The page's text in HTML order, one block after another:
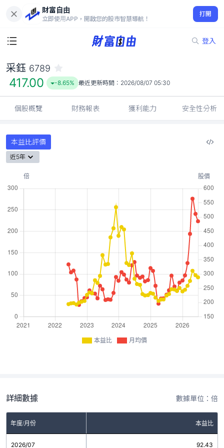
財富自由
立即使用APP，開啟您的股市智慧導航！
打開
登入
417.00
-8.65%
采鈺 6789
417.00 -8.65% 最近更新時間： 2026/08/07 05:30
個股概覽 財務報表 獲利能力 安全性分析
本益比評價
近5年
本益比 月均價
詳細數據 數據單位：倍
年度/月份 本益比
2026/07 92.43